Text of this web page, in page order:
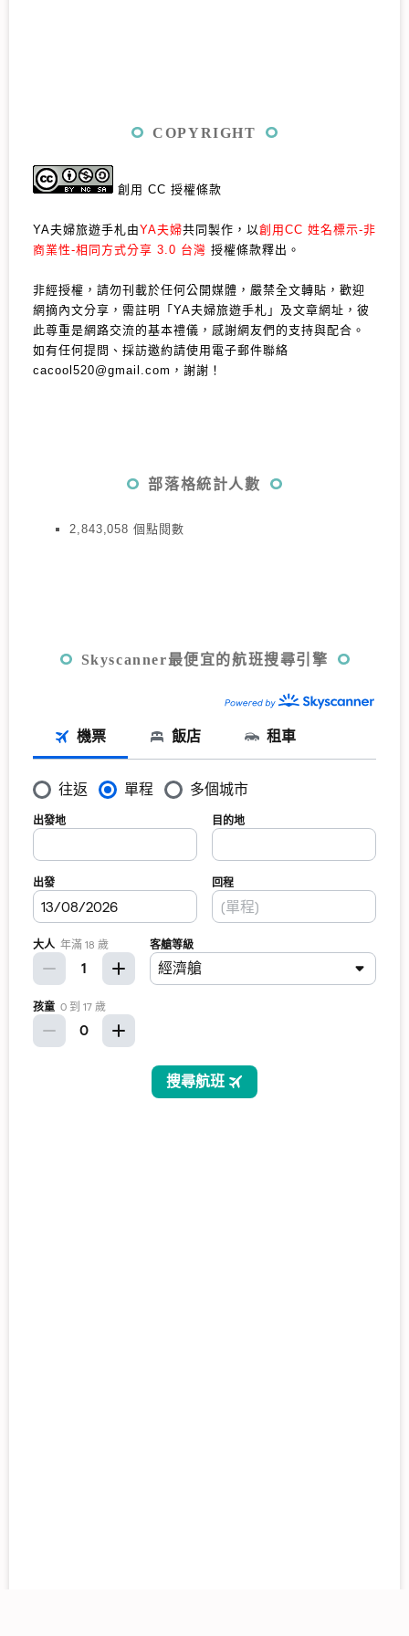
COPYRIGHT
創用 CC 授權條款
YA夫婦旅遊手札由YA夫婦共同製作，以 創用CC 姓名標示-非
商業性-相同方式分享 3.0 台灣 授權條款釋出。
非經授權，請勿刊載於任何公開媒體，嚴禁全文轉貼，歡迎
網摘內文分享，需註明「YA夫婦旅遊手札」及文章網址，彼
此尊重是網路交流的基本禮儀，感謝網友們的支持與配合。
如有任何提問、採訪邀約請使用電子郵件聯絡
cacool520@gmail.com，謝謝！
部落格統計人數
2,843,058 個點閱數
Skyscanner最便宜的航班搜尋引擎